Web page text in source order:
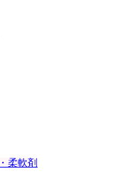
柔軟剤